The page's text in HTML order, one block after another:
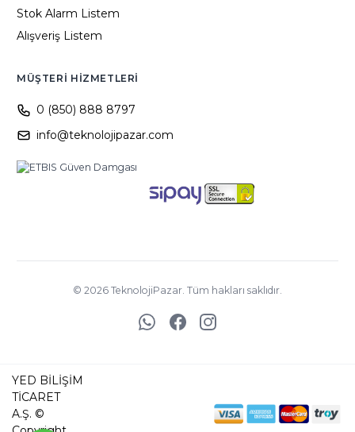
Stok Alarm Listem
Alışveriş Listem
MÜŞTERI HIZMETLERI
0 (850) 888 8797
info@teknolojipazar.com
© 2026 TeknolojiPazar. Tüm hakları saklıdır.
YED BİLİŞİM
TİCARET
A.Ş. ©